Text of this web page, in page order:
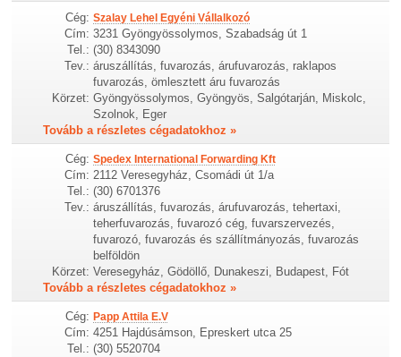
Cég: Szalay Lehel Egyéni Vállalkozó
Cím: 3231 Gyöngyössolymos, Szabadság út 1
Tel.: (30) 8343090
Tev.: áruszállítás, fuvarozás, árufuvarozás, raklapos
fuvarozás, ömlesztett áru fuvarozás
Körzet: Gyöngyössolymos, Gyöngyös, Salgótarján, Miskolc,
Szolnok, Eger
Tovább a részletes cégadatokhoz »
Cég: Spedex International Forwarding Kft
Cím: 2112 Veresegyház, Csomádi út 1/a
Tel.: (30) 6701376
Tev.: áruszállítás, fuvarozás, árufuvarozás, tehertaxi,
teherfuvarozás, fuvarozó cég, fuvarszervezés,
fuvarozó, fuvarozás és szállítmányozás, fuvarozás
belföldön
Körzet: Veresegyház, Gödöllő, Dunakeszi, Budapest, Fót
Tovább a részletes cégadatokhoz »
Cég: Papp Attila E.V
Cím: 4251 Hajdúsámson, Epreskert utca 25
Tel.: (30) 5520704